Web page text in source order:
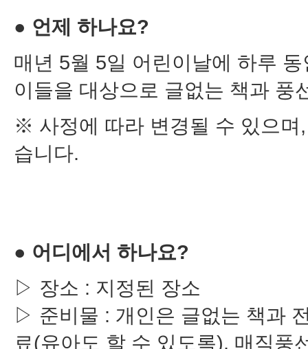
● 언제 하나요?
매년 5월 5일 어린이날에 하루
이들을 대상으로 글없는 책과 풍
※ 사정에 따라 변경될 수 있으며
습니다.
● 어디에서 하나요?
▷ 장소 : 지정된 장소
▷ 준비물 : 개인은 글없는 책과
료(유아도 할 수 있도록), 매직풍